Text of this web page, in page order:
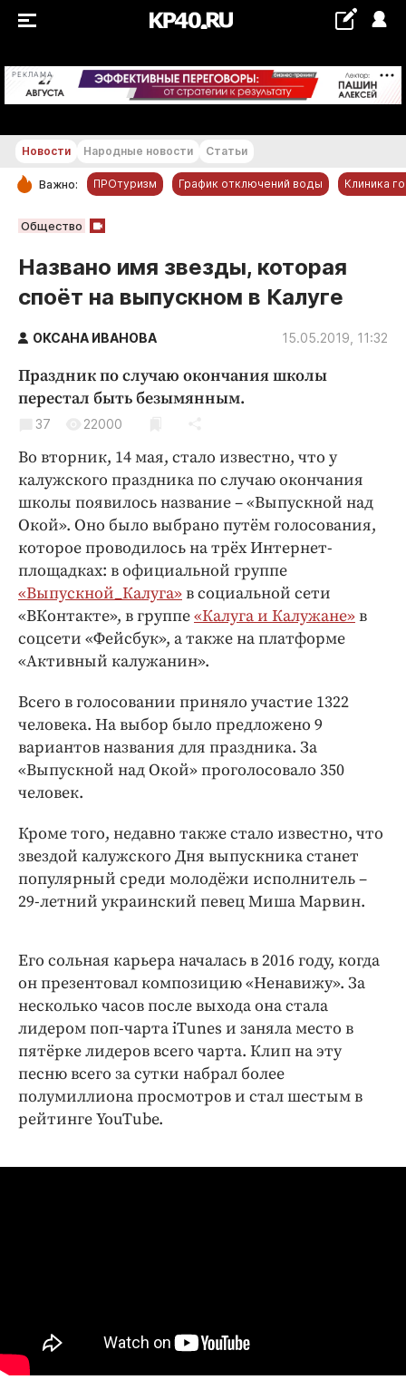
РЕКЛАМА +21...+22 °С
РУБРИКИ
Статьи
Народные новости
Благоустройство
Криминал
Недвижимость и ЖКХ
Образование
Общество
Погода
Праздники
Происшествия
Спорт
Экономика и бизнес
ПРОЕКТЫ
Блоги
Издания
Медиаперсона
Клиника года
Бренд года
Работодатель года
Новости Народные новости Статьи
Важно: ПРОтуризм График отключений воды Клиника
Общество
Названо имя звезды, которая
споёт на выпускном в Калуге
ОКСАНА ИВАНОВА 15.05.2019, 11:32
Праздник по случаю окончания школы
перестал быть безымянным.
37 22000
Во вторник, 14 мая, стало известно, что у
калужского праздника по случаю окончания
школы появилось название – «Выпускной над
Окой». Оно было выбрано путём голосования,
которое проводилось на трёх Интернет-
площадках: в официальной группе
«Выпускной_Калуга»в социальной сети
«ВКонтакте», в группе«Калуга и Калужане»в
соцсети «Фейсбук», а также на платформе
«Активный калужанин».
Всего в голосовании приняло участие 1322
человека. На выбор было предложено 9
вариантов названия для праздника. За
«Выпускной над Окой» проголосовало 350
человек.
Кроме того, недавно также стало известно, что
звездой калужского Дня выпускника станет
популярный среди молодёжи исполнитель –
29-летний украинский певец Миша Марвин.
Его сольная карьера началась в 2016 году, когда
он презентовал композицию «Ненавижу». За
несколько часов после выхода она стала
лидером поп-чарта iTunes и заняла место в
пятёрке лидеров всего чарта. Клип на эту
песню всего за сутки набрал более
полумиллиона просмотров и стал шестым в
рейтинге YouTube.